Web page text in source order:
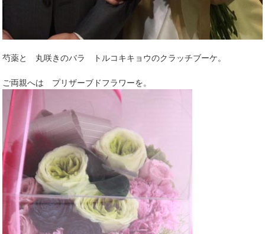
芍薬と 丸咲きのバラ トルコキキョウのクラッチブーケ。
ご両親へは プリザーブドフラワーを。